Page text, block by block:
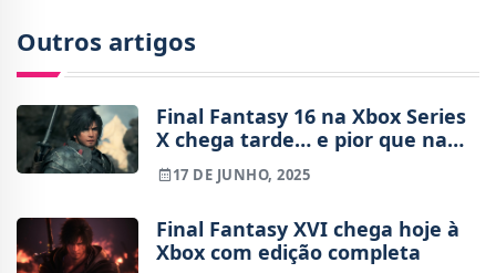
Outros artigos
Final Fantasy 16 na Xbox Series
X chega tarde… e pior que na
PS517 DE JUNHO, 2025
Final Fantasy XVI chega hoje à
Xbox com edição completa